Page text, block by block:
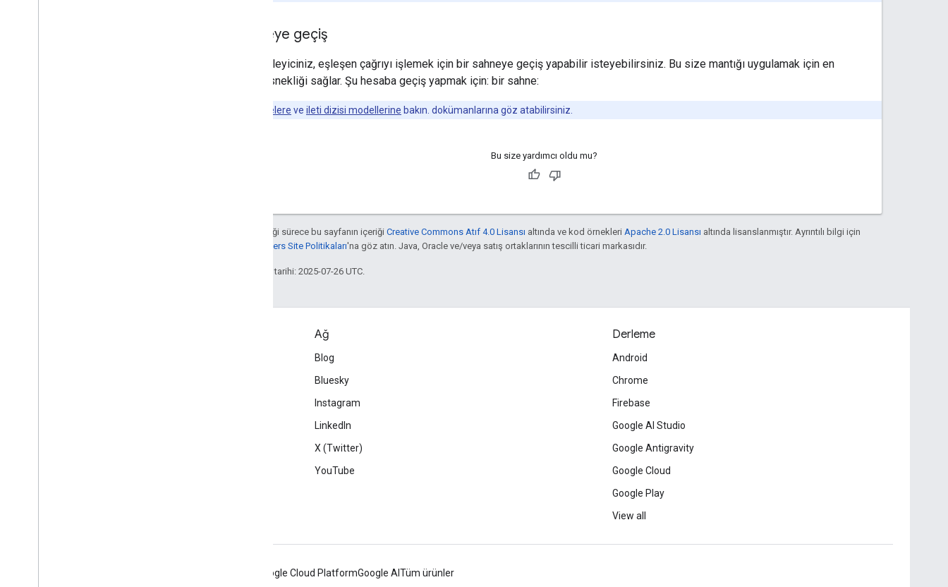
Sahneye geçiş
Niyet işleyiciniz, eşleşen çağrıyı işlemek için bir sahneye geçiş yapabilir isteyebilirsiniz. Bu size mantığı uygulamak için en
fazla esnekliği sağlar. Şu hesaba geçiş yapmak için: bir sahne:
Sahnelere ve ileti dizisi modellerine bakın. dokümanlarına göz atabilirsiniz.
Bu size yardımcı oldu mu?
Aksi belirtilmediği sürece bu sayfanın içeriği Creative Commons Atıf 4.0 Lisansı altında ve kod örnekleri Apache 2.0 Lisansı altında lisanslanmıştır. Ayrıntılı bilgi için
Google Developers Site Politikaları'na göz atın. Java, Oracle ve/veya satış ortaklarının tescilli ticari markasıdır.
Son güncelleme tarihi: 2025-07-26 UTC.
Ağ
Blog
Bluesky
Instagram
LinkedIn
X (Twitter)
YouTube
Derleme
Android
Chrome
Firebase
Google AI Studio
Google Antigravity
Google Cloud
Google Play
View all
Google Cloud PlatformGoogle AI Tüm ürünler